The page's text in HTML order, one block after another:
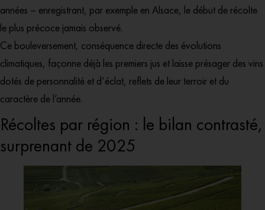
années – enregistrant, par exemple en Alsace, le début de récolte
le plus précoce jamais observé.
Ce bouleversement, conséquence directe des évolutions
climatiques, façonne déjà les premiers jus et laisse présager des vins
dotés de personnalité et d’éclat, reflets de leur terroir et du
caractère de l’année.
Récoltes par région : le bilan contrasté,
surprenant de 2025